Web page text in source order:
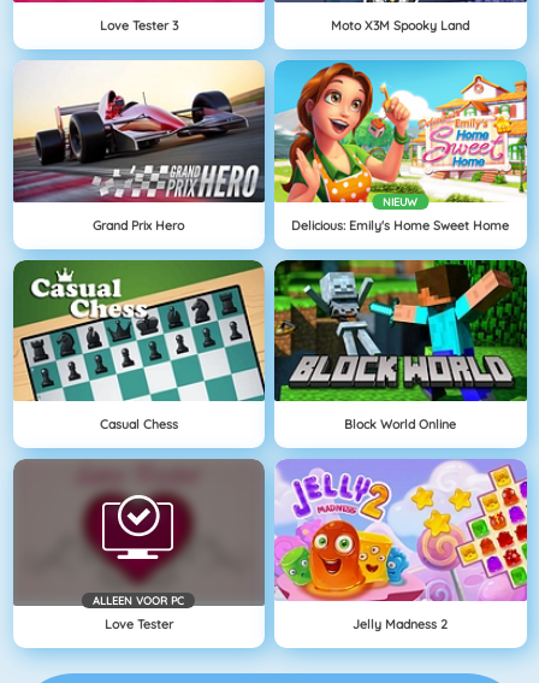
Love Tester 3 Moto X3M Spooky Land
Grand Prix Hero
NIEUW
Delicious: Emily's Home Sweet Home
Casual Chess Block World Online
ALLEEN VOOR PC
Love Tester Jelly Madness 2